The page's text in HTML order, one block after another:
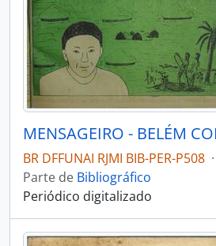
BR DFFUNAI RJMI BIB-PER-P508 ·
Parte de Bibliográfico
Periódico digitalizado